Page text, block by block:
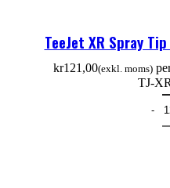
TeeJet XR Spray
kr
TJ-